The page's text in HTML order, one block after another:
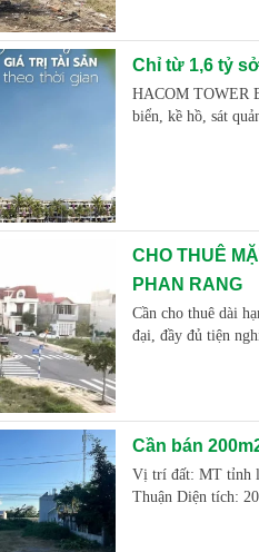
Chỉ từ 1,6 tỷ
HACOM TOWER
biển, kề hồ, sát
CHO THUÊ
PHAN RANG
Cần cho thuê dài
đại, đầy đủ tiện
Cần bán
Vị trí đất: MT tỉnh
Thuận Diện tích: